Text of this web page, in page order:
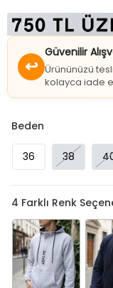
Güvenilir
Ürününüzü
kolayca iade
36